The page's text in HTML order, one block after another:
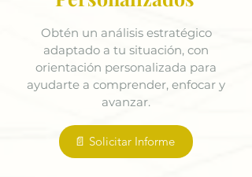
Obtén un análisis estratégico
adaptado a tu situación, con
orientación personalizada para
ayudarte a comprender, enfocar y
avanzar.
📄 Solicitar Informe